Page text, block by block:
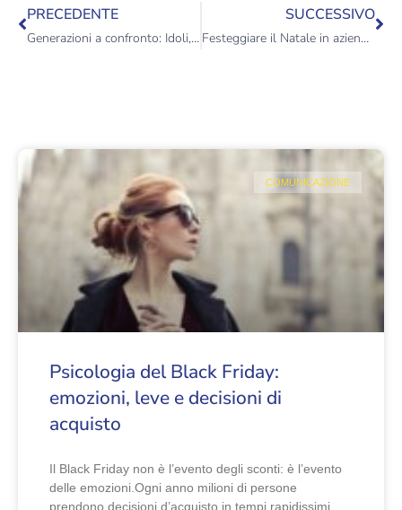
PRECEDENTE
Generazioni a confronto: Idoli, Valori, Musica e Cambiamenti
SUCCESSIVO
Festeggiare il Natale in azienda: idee, consigli e strategie
COMUNICAZIONE
Psicologia del Black Friday:
emozioni, leve e decisioni di
acquisto
Il Black Friday non è l’evento degli sconti: è l’evento
delle emozioni.Ogni anno milioni di persone
prendono decisioni d’acquisto in tempi rapidissimi,